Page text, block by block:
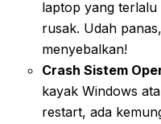
laptop yang terlalu
rusak. Udah
menyebalkan!
Crash Sistem
kayak Windows
restart, ada